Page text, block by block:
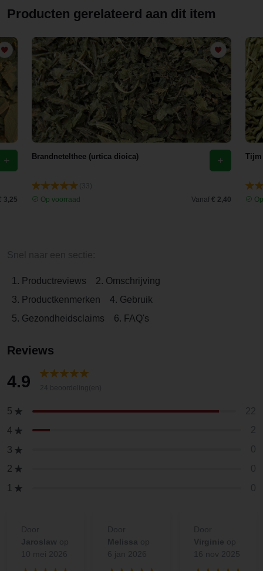
Producten gerelateerd aan dit item
3,25
Brandnetelthee (urtica dioica)
Op voorraad
Vanaf € 2,40
Tijm
1. Productreviews
2. Omschrijving
3. Productkenmerken
4. Gebruik
5. Gezondheidsclaims
6. FAQ's
Reviews
4.9
5
4
3
2
1